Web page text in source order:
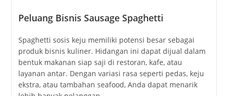
Peluang Bisnis Sausage Spaghetti
Spaghetti sosis keju memiliki potensi besar sebagai
produk bisnis kuliner. Hidangan ini dapat dijual dalam
bentuk makanan siap saji di restoran, kafe, atau
layanan antar. Dengan variasi rasa seperti pedas, keju
ekstra, atau tambahan seafood, Anda dapat menarik